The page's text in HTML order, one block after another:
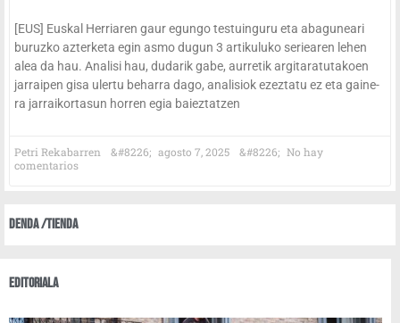
[EUS] Eus­kal Herria­ren gaur egun­go tes­tuin­gu­ru eta aba­gu­nea­ri
buruz­ko azter­ke­ta egin asmo dugun 3 arti­ku­lu­ko seriea­ren lehen
alea da hau. Ana­li­si hau, duda­rik gabe, aurre­tik argi­ta­ra­tu­ta­koen
jarrai­pen gisa uler­tu beha­rra dago, ana­li­siok ezez­ta­tu ez eta gai­ne­
ra jarrai­kor­ta­sun horren egia baieztatzen
Petri Rekabarren agos­to 7, 2025
No hay
comentarios
Den­da /​Tien­da
Edi­to­ria­la